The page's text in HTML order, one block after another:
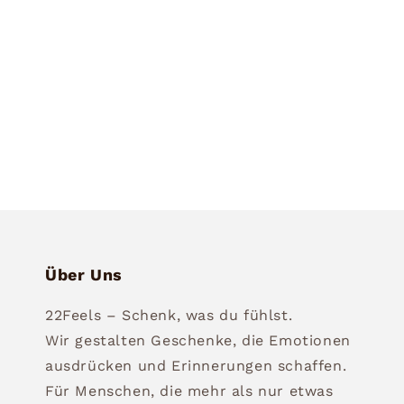
Über Uns
22Feels – Schenk, was du fühlst.
Wir gestalten Geschenke, die Emotionen
ausdrücken und Erinnerungen schaffen.
Für Menschen, die mehr als nur etwas